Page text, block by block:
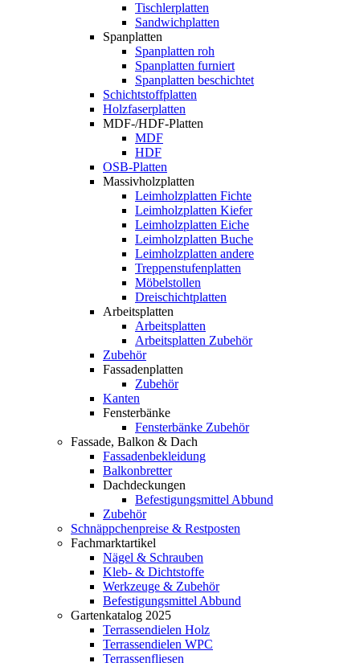
Tischlerplatten
Sandwichplatten
Spanplatten
Spanplatten roh
Spanplatten furniert
Spanplatten beschichtet
Schichtstoffplatten
Holzfaserplatten
MDF-/HDF-Platten
MDF
HDF
OSB-Platten
Massivholzplatten
Leimholzplatten Fichte
Leimholzplatten Kiefer
Leimholzplatten Eiche
Leimholzplatten Buche
Leimholzplatten andere
Treppenstufenplatten
Möbelstollen
Dreischichtplatten
Arbeitsplatten
Arbeitsplatten
Arbeitsplatten Zubehör
Zubehör
Fassadenplatten
Zubehör
Kanten
Fensterbänke
Fensterbänke Zubehör
Fassade, Balkon & Dach
Fassadenbekleidung
Balkonbretter
Dachdeckungen
Befestigungsmittel Abbund
Zubehör
Schnäppchenpreise & Restposten
Fachmarktartikel
Nägel & Schrauben
Kleb- & Dichtstoffe
Werkzeuge & Zubehör
Befestigungsmittel Abbund
Gartenkatalog 2025
Terrassendielen Holz
Terrassendielen WPC
Terrassenfliesen